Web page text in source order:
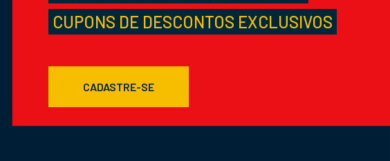
CUPONS DE DESCONTOS EXCLUSIVOS
CADASTRE-SE